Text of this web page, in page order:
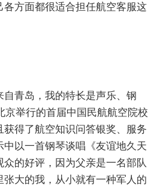
各方面都很适合担任航空客服这
自青岛，我的特长是声乐、钢
京举行的首届中国民航航空院校
得了航空知识问答银奖、服务
以一首钢琴谈唱《友谊地久天
的好评，因为父亲是一名部队
大的我，从小就有一种军人的